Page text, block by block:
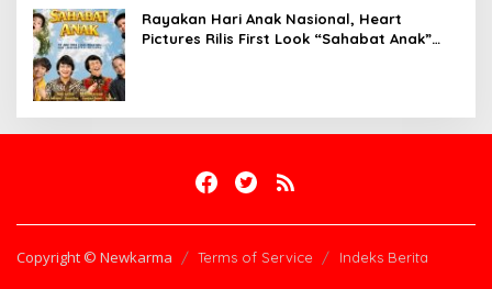
Rayakan Hari Anak Nasional, Heart
Pictures Rilis First Look “Sahabat Anak”
Copyright © Newkarma Terms of Service Indeks Berita